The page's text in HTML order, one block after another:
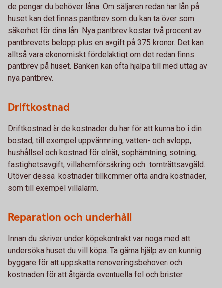
de pengar du behöver låna. Om säljaren redan har lån på
huset kan det finnas pantbrev som du kan ta över som
säkerhet för dina lån. Nya pantbrev kostar två procent av
pantbrevets belopp plus en avgift på 375 kronor. Det kan
alltså vara ekonomiskt fördelaktigt om det redan finns
pantbrev på huset. Banken kan ofta hjälpa till med uttag av
nya pantbrev.
Driftkostnad
Driftkostnad är de kostnader du har för att kunna bo i din
bostad, till exempel uppvärmning, vatten- och avlopp,
hushållsel och kostnad för elnät, sophämtning, sotning,
fastighetsavgift, villahemförsäkring och tomträttsavgäld.
Utöver dessa kostnader tillkommer ofta andra kostnader,
som till exempel villalarm.
Reparation och underhåll
Innan du skriver under köpekontrakt var noga med att
undersöka huset du vill köpa. Ta gärna hjälp av en kunnig
byggare för att uppskatta renoveringsbehoven och
kostnaden för att åtgärda eventuella fel och brister.